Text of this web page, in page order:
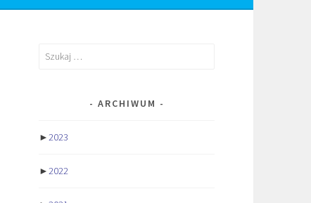
Szukaj:
ARCHIWUM
►2023
►2022